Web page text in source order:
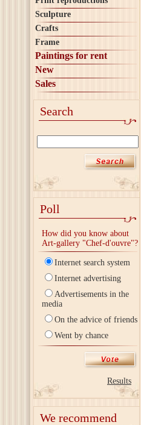
Sculpture
Crafts
Frame
Paintings for rent
New
Sales
Search
Poll
How did you know about
Art-gallery "Chef-d'ouvre"?
Internet search system
Internet advertising
Advertisements in the
media
On the advice of friends
Went by chance
Results
We recommend